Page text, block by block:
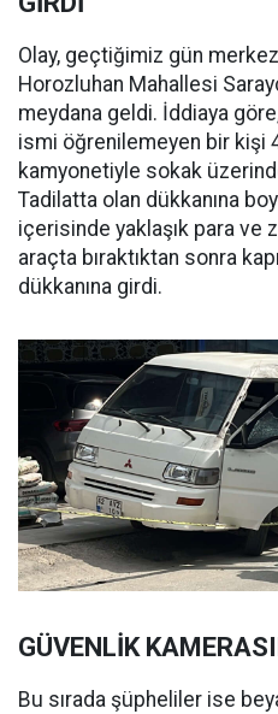
Olay, geçtiğimiz gün
Horozluhan Mahallesi
meydana geldi. İddiaya
ismi öğrenilemeyen bir kişi
kamyonetiyle sokak
Tadilatta olan dükkanına
içerisinde yaklaşık para ve
araçta bıraktıktan sonra
dükkanına girdi.
GÜVENLİK
Bu sırada şüpheliler ise